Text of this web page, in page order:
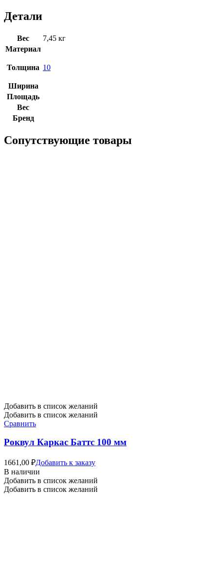
Детали
Вес
7,45 кг
Материал
Толщина 10
Ширина
Площадь
Вес
Бренд
Сопутствующие товары
Добавить в список желаний
Добавить в список желаний
Сравнить
Роквул Каркас Баттс 100 мм
1661,00 ₽Добавить к заказу
В наличии
Добавить в список желаний
Добавить в список желаний